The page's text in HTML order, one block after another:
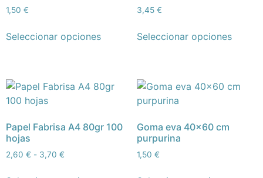
1,50 €
Seleccionar opciones
3,45 €
Seleccionar opciones
Papel Fabrisa A4 80gr 100
hojas
2,60 € - 3,70 €
Goma eva 40×60 cm
purpurina
1,50 €